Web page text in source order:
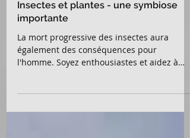
Urs
28 juin 2020
Insectes et plantes - une symbiose
importante
La mort progressive des insectes aura
l'homme. Soyez enthousiastes et aidez à